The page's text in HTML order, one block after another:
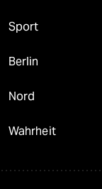
Sport
Berlin
Nord
Wahrheit